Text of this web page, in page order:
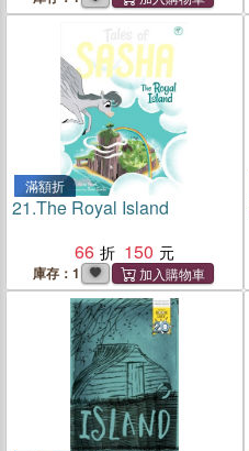
滿額折
21.The Royal Island
66
150
庫存：1